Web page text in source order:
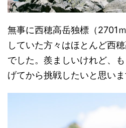
無事に西穂高岳独標（2701
していた方々はほとんど西
でした。羨ましいけれど、
げてから挑戦したいと思いま